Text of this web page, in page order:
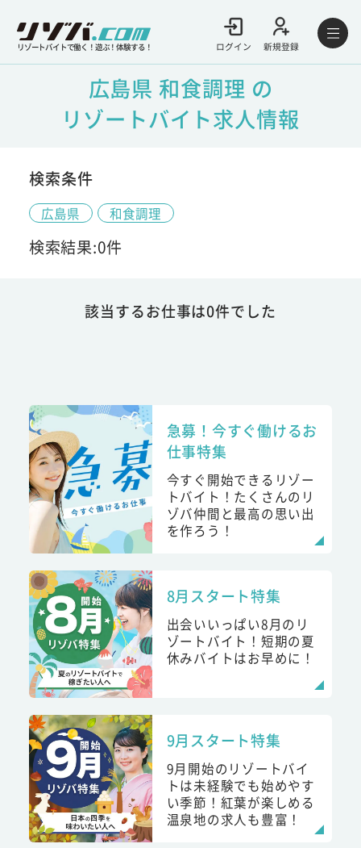
リゾートバイトで働く！遊ぶ！体験する！ ログイン 新規登録
広島県 和食調理 の
リゾートバイト求人情報
検索条件
広島県 和食調理
検索結果:0件
該当するお仕事は0件でした
急募！今すぐ働けるお
仕事特集
今すぐ開始できるリゾー
トバイト！たくさんのリ
ゾバ仲間と最高の思い出
を作ろう！
8月スタート特集
出会いいっぱい8月のリ
ゾートバイト！短期の夏
休みバイトはお早めに！
9月スタート特集
9月開始のリゾートバイ
トは未経験でも始めやす
い季節！紅葉が楽しめる
温泉地の求人も豊富！